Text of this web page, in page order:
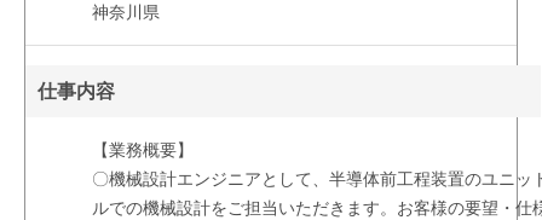
神奈川県
仕事内容
【業務概要】
〇機械設計エンジニアとして、半導体前工程装置のユニッ
ルでの機械設計をご担当いただきます。お客様の要望・仕